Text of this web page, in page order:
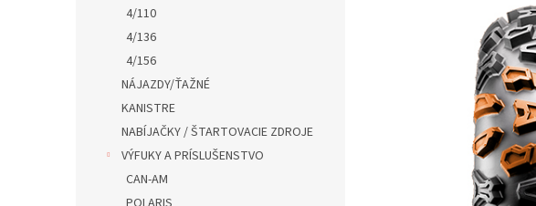
4/110
4/136
4/156
NÁJAZDY/ŤAŽNÉ
KANISTRE
NABÍJAČKY / ŠTARTOVACIE ZDROJE
VÝFUKY A PRÍSLUŠENSTVO
CAN-AM